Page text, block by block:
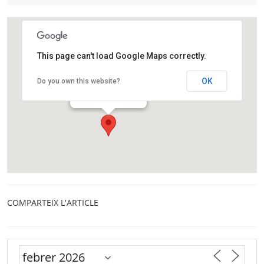
Fundació CRAM
Passeig de la platja 30
This page can't load Google Maps correctly.
Do you own this website? OK
COMPARTEIX L'ARTICLE